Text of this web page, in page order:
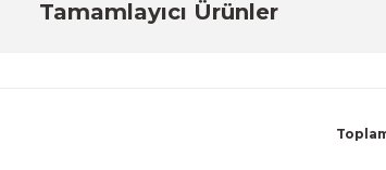
Tamamlayıcı Ürünler